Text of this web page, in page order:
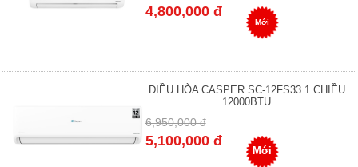
4,800,000 đ
Mới
ĐIỀU HÒA CASPER SC-12FS33 1 CHIỀU
12000BTU
6,950,000 đ
5,100,000 đ
Mới